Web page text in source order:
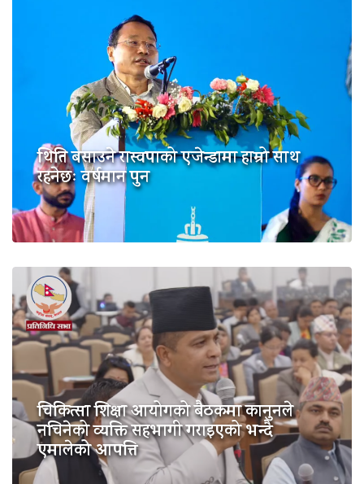
थिति बसाउने रास्वपाको एजेन्डामा हाम्रो साथ
रहनेछः वर्षमान पुन
चिकित्सा शिक्षा आयोगको बैठकमा कानुनले
नचिनेको व्यक्ति सहभागी गराइएको भन्दै
एमालेको आपत्ति